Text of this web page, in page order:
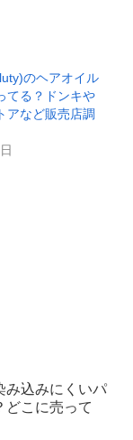
のヘアオイル
てる？ドンキや
アなど販売店調
み込みにくいパ
どこに売って